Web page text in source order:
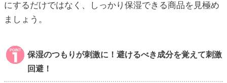
にするだけではなく、しっかり保湿できる商品を見極め
ましょう。
保湿のつもりが刺激に！避けるべき成分を覚えて刺激
回避！